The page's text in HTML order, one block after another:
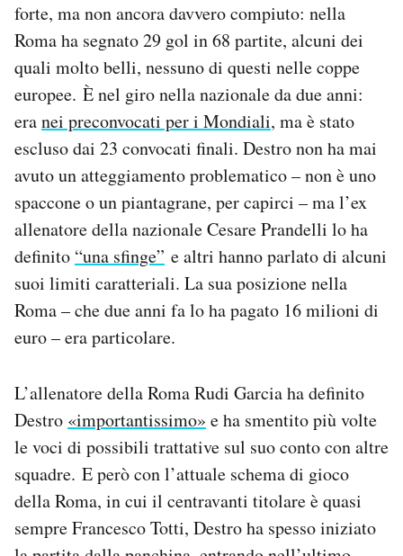
forte, ma non ancora davvero compiuto: nella
Roma ha segnato 29 gol in 68 partite, alcuni dei
quali molto belli, nessuno di questi nelle coppe
europee. È nel giro nella nazionale da due anni:
eranei preconvocati per i Mondiali, ma è stato
escluso dai 23 convocati finali. Destro non ha mai
avuto un atteggiamento problematico – non è uno
spaccone o un piantagrane, per capirci – ma l’ex
allenatore della nazionale Cesare Prandelli lo ha
definito “una sfinge” e altri hanno parlato di alcuni
suoi limiti caratteriali. La sua posizione nella
Roma – che due anni fa lo ha pagato 16 milioni di
euro – era particolare.
L’allenatore della Roma Rudi Garcia ha definito
Destro «importantissimo» e ha smentito più volte
le voci di possibili trattative sul suo conto con altre
squadre. E però con l’attuale schema di gioco
della Roma, in cui il centravanti titolare è quasi
sempre Francesco Totti, Destro ha spesso iniziato